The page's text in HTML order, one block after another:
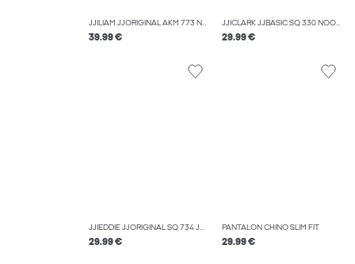
JJILIAM JJORIGINAL AKM 773 NOOS JEAN SKINNY
39.99 €
JJICLARK JJBASIC SQ 330 NOOS COUPE REGULAR
29.99 €
JJIEDDIE JJORIGINAL SQ 734 JEAN À COUPE LOOSE
29.99 €
PANTALON CHINO SLIM FIT
29.99 €